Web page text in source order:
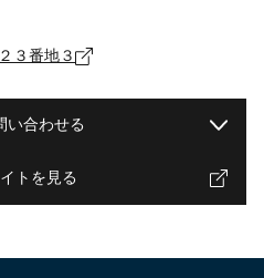
３番地３
い合わせる
トを見る